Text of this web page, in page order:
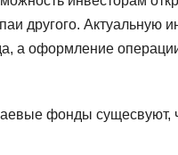
другого. Актуальную
а оформление
фонды сущесвуют,